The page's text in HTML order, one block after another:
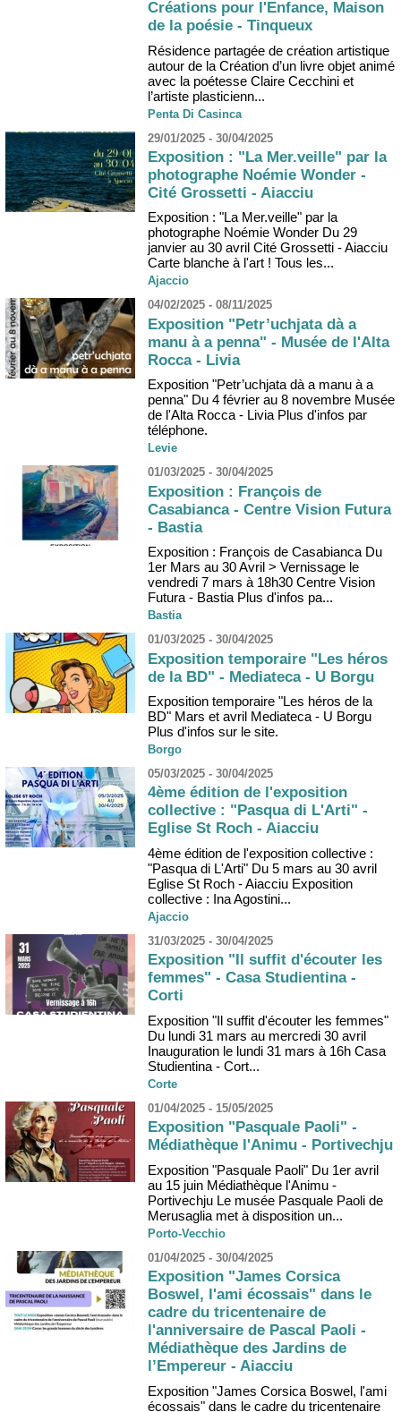
Créations pour l'Enfance, Maison
de la poésie - Tinqueux
Résidence partagée de création artistique
autour de la Création d’un livre objet animé
avec la poétesse Claire Cecchini et
l’artiste plasticienn...
Penta Di Casinca
29/01/2025 - 30/04/2025
Exposition : "La Mer.veille" par la
photographe Noémie Wonder -
Cité Grossetti - Aiacciu
Exposition : "La Mer.veille" par la
photographe Noémie Wonder Du 29
janvier au 30 avril Cité Grossetti - Aiacciu
Carte blanche à l'art ! Tous les...
Ajaccio
04/02/2025 - 08/11/2025
Exposition "Petr’uchjata dà a
manu à a penna" - Musée de l'Alta
Rocca - Livia
Exposition "Petr’uchjata dà a manu à a
penna" Du 4 février au 8 novembre Musée
de l'Alta Rocca - Livia Plus d'infos par
téléphone.
Levie
01/03/2025 - 30/04/2025
Exposition : François de
Casabianca - Centre Vision Futura
- Bastia
Exposition : François de Casabianca Du
1er Mars au 30 Avril > Vernissage le
vendredi 7 mars à 18h30 Centre Vision
Futura - Bastia Plus d'infos pa...
Bastia
01/03/2025 - 30/04/2025
Exposition temporaire "Les héros
de la BD" - Mediateca - U Borgu
Exposition temporaire "Les héros de la
BD" Mars et avril Mediateca - U Borgu
Plus d'infos sur le site.
Borgo
05/03/2025 - 30/04/2025
4ème édition de l'exposition
collective : "Pasqua di L'Arti" -
Eglise St Roch - Aiacciu
4ème édition de l'exposition collective :
"Pasqua di L'Arti" Du 5 mars au 30 avril
Eglise St Roch - Aiacciu Exposition
collective : Ina Agostini...
Ajaccio
31/03/2025 - 30/04/2025
Exposition "Il suffit d'écouter les
femmes" - Casa Studientina -
Corti
Exposition "Il suffit d'écouter les femmes"
Du lundi 31 mars au mercredi 30 avril
Inauguration le lundi 31 mars à 16h Casa
Studientina - Cort...
Corte
01/04/2025 - 15/05/2025
Exposition "Pasquale Paoli" -
Médiathèque l'Animu - Portivechju
Exposition "Pasquale Paoli" Du 1er avril
au 15 juin Médiathèque l'Animu -
Portivechju Le musée Pasquale Paoli de
Merusaglia met à disposition un...
Porto-Vecchio
01/04/2025 - 30/04/2025
Exposition "James Corsica
Boswel, l'ami écossais" dans le
cadre du tricentenaire de
l'anniversaire de Pascal Paoli -
Médiathèque des Jardins de
l’Empereur - Aiacciu
Exposition "James Corsica Boswel, l'ami
écossais" dans le cadre du tricentenaire